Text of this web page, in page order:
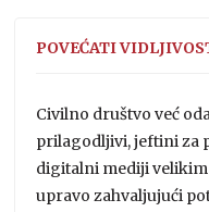
POVEĆATI
Civilno društvo već
prilagodljivi, jeftini za
digitalni mediji
upravo zahvaljujući